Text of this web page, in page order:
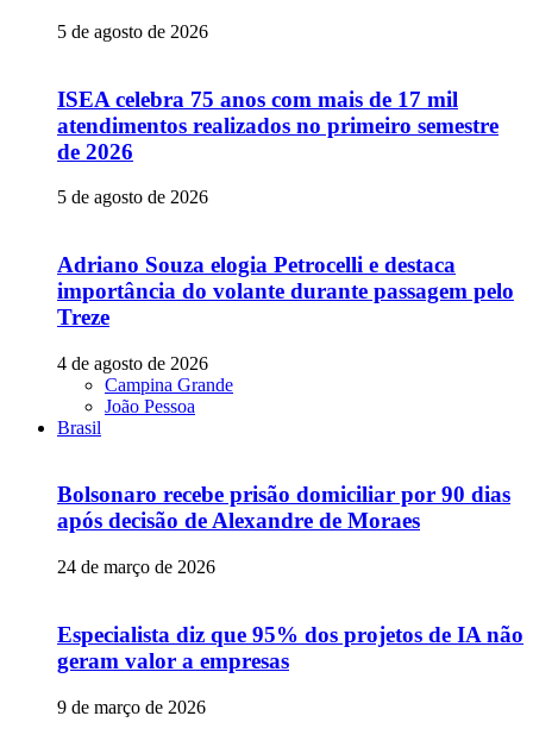
5 de agosto de 2026
ISEA celebra 75 anos com mais de 17 mil
atendimentos realizados no primeiro semestre
de 2026
5 de agosto de 2026
Adriano Souza elogia Petrocelli e destaca
importância do volante durante passagem pelo
Treze
4 de agosto de 2026
Campina Grande
João Pessoa
Brasil
Bolsonaro recebe prisão domiciliar por 90 dias
após decisão de Alexandre de Moraes
24 de março de 2026
Especialista diz que 95% dos projetos de IA não
geram valor a empresas
9 de março de 2026